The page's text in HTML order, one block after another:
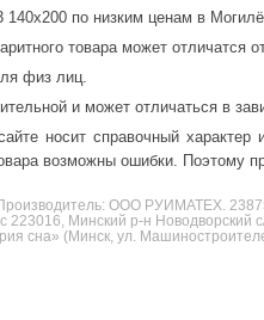
140x200 по низким ценам в
товара может отличатся
физ лиц.
и может отличаться в
носит справочный
возможны ошибки. Поэтому
ООО РУИМАТЕХ.
Минский р-н Новодворский
сна» (Минск, ул.